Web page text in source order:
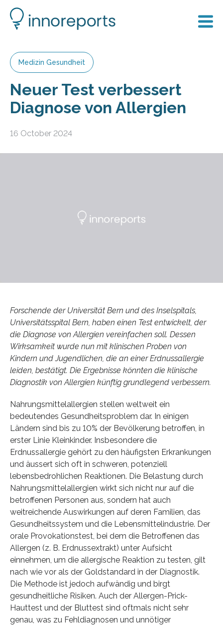
Medizin Gesundheit
Neuer Test verbessert
Diagnose von Allergien
16 October 2024
Forschende der Universität Bern und des Inselspitals,
Universitätsspital Bern, haben einen Test entwickelt, der
die Diagnose von Allergien vereinfachen soll. Dessen
Wirksamkeit wurde nun mit klinischen Proben von
Kindern und Jugendlichen, die an einer Erdnussallergie
leiden, bestätigt. Die Ergebnisse könnten die klinische
Diagnostik von Allergien künftig grundlegend verbessern.
Nahrungsmittelallergien stellen weltweit ein
bedeutendes Gesundheitsproblem dar. In einigen
Ländern sind bis zu 10% der Bevölkerung betroffen, in
erster Linie Kleinkinder. Insbesondere die
Erdnussallergie gehört zu den häufigsten Erkrankungen
und äussert sich oft in schweren, potenziell
lebensbedrohlichen Reaktionen. Die Belastung durch
Nahrungsmittelallergien wirkt sich nicht nur auf die
betroffenen Personen aus, sondern hat auch
weitreichende Auswirkungen auf deren Familien, das
Gesundheitssystem und die Lebensmittelindustrie. Der
orale Provokationstest, bei dem die Betroffenen das
Allergen (z. B. Erdnussextrakt) unter Aufsicht
einnehmen, um die allergische Reaktion zu testen, gilt
nach wie vor als der Goldstandard in der Diagnostik.
Die Methode ist jedoch aufwändig und birgt
gesundheitliche Risiken. Auch der Allergen-Prick-
Hauttest und der Bluttest sind oftmals nicht sehr
genau, was zu Fehldiagnosen und unnötiger